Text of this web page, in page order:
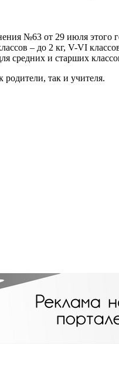
№63 от 29 июля
– до 2 кг, V-VI
средних и старших
так и учителя.